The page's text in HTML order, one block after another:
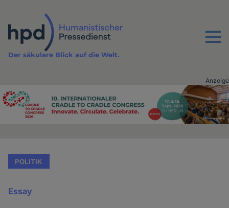
Inhalt
Menu
Der säkulare Blick auf die Welt.
Advertising
Anzeige
POLITIK
Essay